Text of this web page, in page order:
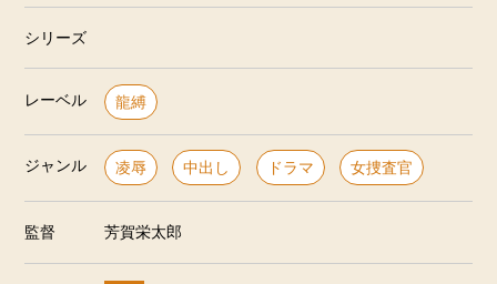
シリーズ
レーベル 龍縛
ジャンル 凌辱 中出し ドラマ 女捜査官
監督 芳賀栄太郎